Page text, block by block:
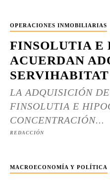
OPERACIONES INMOBILIARIAS
FINSOLUTIA E
ACUERDAN
SERVIHABITAT
LA ADQUISICIÓN
FINSOLUTIA E
CONCENTRACIÓN...
REDACCIÓN
MACROECONOMÍA Y POLÍTICA